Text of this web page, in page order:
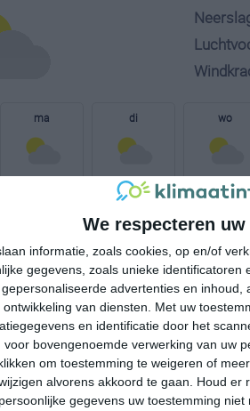
We respecteren
informatie, zoals cookies, op en/of
gegevens, zoals unieke
advertenties en inhoud,
van diensten.
Met uw
en identificatie door het
bovengenoemde verwerking van uw
om toestemming te weigeren of
alvorens akkoord te gaan.
Houd er
gegevens uw toestemming
ma di
33° 14°
wo
14°
32°C 24°C 19°C
20:00 23:00
20:00 23:00 02:00
2 W 1 W 2